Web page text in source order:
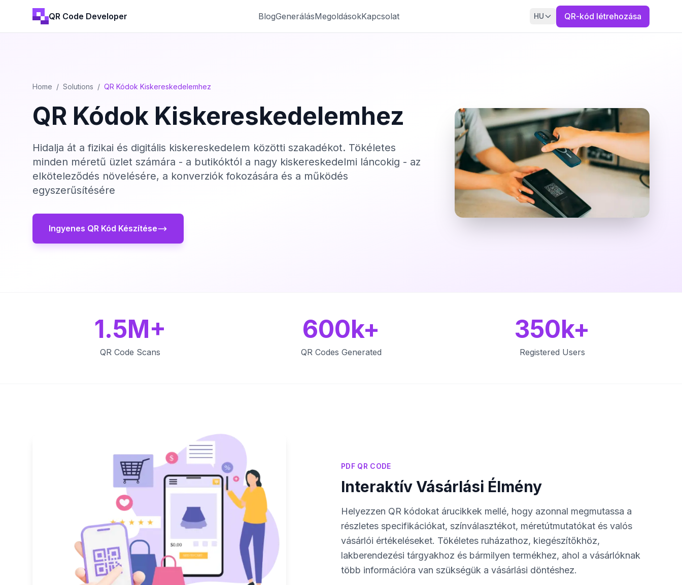
QR Code Developer BlogGenerálásMegoldásokKapcsolat HU QR-kód létrehozása
Home / Solutions / QR Kódok Kiskereskedelemhez
QR Kódok Kiskereskedelemhez
Hidalja át a fizikai és digitális kiskereskedelem közötti szakadékot. Tökéletes
minden méretű üzlet számára - a butikóktól a nagy kiskereskedelmi láncokig - az
elköteleződés növelésére, a konverziók fokozására és a működés
egyszerűsítésére
Ingyenes QR Kód Készítése
1.5M+
QR Code Scans
600k+
QR Codes Generated
350k+
Registered Users
PDF QR CODE
Interaktív Vásárlási Élmény
Helyezzen QR kódokat árucikkek mellé, hogy azonnal megmutassa a
részletes specifikációkat, színválasztékot, méretútmutatókat és valós
vásárlói értékeléseket. Tökéletes ruházathoz, kiegészítőkhöz,
lakberendezési tárgyakhoz és bármilyen termékhez, ahol a vásárlóknak
több információra van szükségük a vásárlási döntéshez.